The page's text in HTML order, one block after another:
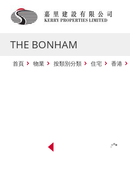
THE BONHAM
首頁 物業 按類別分類 住宅 香港